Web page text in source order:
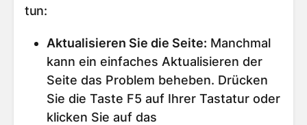
tun:
Aktualisieren Sie die Seite: Manchmal
kann ein einfaches Aktualisieren der
Seite das Problem beheben. Drücken
Sie die Taste F5 auf Ihrer Tastatur oder
klicken Sie auf das